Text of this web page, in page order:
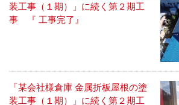
装工事（１期）」に続く第２期工
事 『 工事完了』
「某会社様倉庫 金属折板屋根の塗
装工事（１期）」に続く第２期工